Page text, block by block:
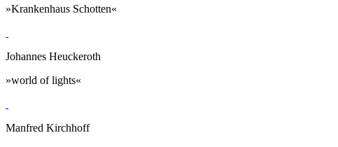
»Krankenhaus Schotten«
Johannes Heuckeroth
»world of lights«
Manfred Kirchhoff